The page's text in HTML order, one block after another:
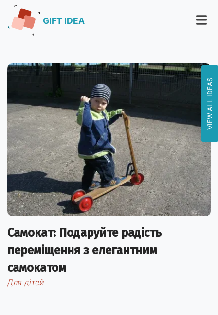
GIFT IDEA
Самокат: Подаруйте радість
переміщення з елегантним
самокатом
для дітей
VIEW ALL IDEAS